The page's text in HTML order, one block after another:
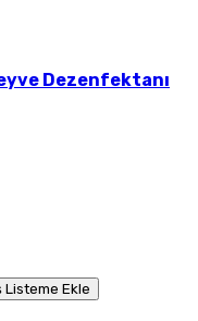
Dezenfektanı
Listeme Ekle